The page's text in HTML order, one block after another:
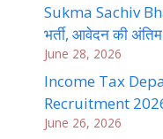
Sukma Sachiv
भर्ती, आवेदन की
June 28, 2026
Income Tax
Recruitment
June 26, 2026